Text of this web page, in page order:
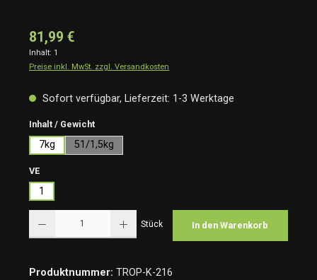
81,99 €
Inhalt: 1
Preise inkl. MwSt. zzgl. Versandkosten
Sofort verfügbar, Lieferzeit: 1-3 Werktage
Inhalt / Gewichtauswählen
7kg 51/1,5kg
VEauswählen
1
Stück In den Warenkorb
Produktnummer: TROP-K-216